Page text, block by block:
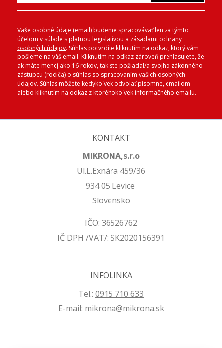
Vaše osobné údaje (email) budeme spracovávať len za týmto
účelom v súlade s platnou legislatívou a zásadami ochrany
osobných údajov. Súhlas potvrdíte kliknutím na odkaz, ktorý vám
pošleme na váš email. Kliknutím na odkaz zároveň prehlasujete, že
ak máte menej ako 16 rokov, tak ste požiadal/a svojho zákonného
zástupcu (rodiča) o súhlas so spracovaním vašich osobných
údajov. Súhlas môžete kedykoľvek odvolať písomne, emailom
alebo kliknutím na odkaz z ktoréhokoľvek informačného emailu.
KONTAKT
MIKRONA,s.r.o
Ul.L.Exnára 459/36
934 05 Levice
Slovensko
IČO: 36526762
IČ DPH /VAT/: SK2020156391
INFOLINKA
Tel.: 0915 710 633
E-mail: mikrona@mikrona.sk